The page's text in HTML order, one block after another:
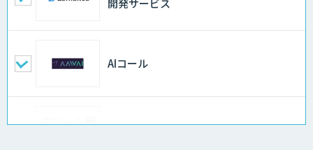
開発サービス
AIコール
ログミーツ powered by GPT-4